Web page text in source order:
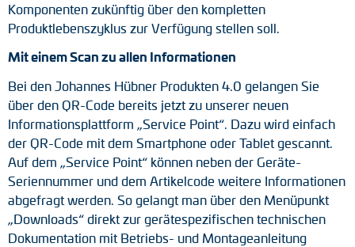
Komponenten zukünftig über den kompletten
Produktlebenszyklus zur Verfügung stellen soll.
Mit einem Scan zu allen Informationen
Bei den Johannes Hübner Produkten 4.0 gelangen Sie
über den QR-Code bereits jetzt zu unserer neuen
Informationsplattform „Service Point“. Dazu wird einfach
der QR-Code mit dem Smartphone oder Tablet gescannt.
Auf dem „Service Point“ können neben der Geräte-
Seriennummer und dem Artikelcode weitere Informationen
abgefragt werden. So gelangt man über den Menüpunkt
„Downloads“ direkt zur gerätespezifischen technischen
Dokumentation mit Betriebs- und Montageanleitung